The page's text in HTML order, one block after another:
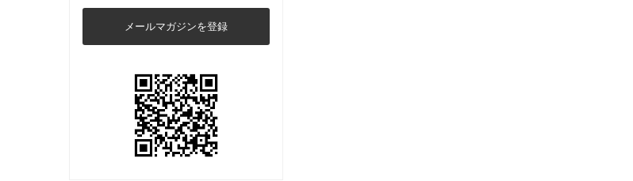
メールマガジンを登録